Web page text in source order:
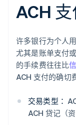
ACH
许多银行为个人
尤其是账单支付
的手续费往往比
ACH 支付的确切
交易类型：
ACH 贷记（